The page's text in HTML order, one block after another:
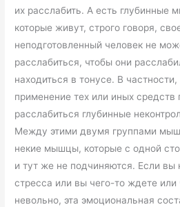
их расслабить. А есть глубинные
которые живут, строго говоря,
неподготовленный человек не
расслабиться, чтобы они
находиться в тонусе. В
применение тех или иных средств
расслабиться глубинные
Между этими двумя группами
некие мышцы, которые с одной
и тут же не подчиняются. Если вы
стресса или вы чего-то ждете или
невольно, эта эмоциональная